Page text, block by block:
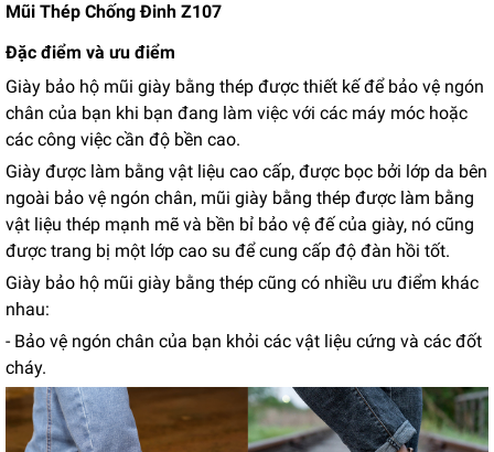
Mũi Thép Chống Đinh Z107
Đặc điểm và ưu điểm
Giày bảo hộ mũi giày bằng thép được thiết kế để bảo vệ ngón
chân của bạn khi bạn đang làm việc với các máy móc hoặc
các công việc cần độ bền cao.
Giày được làm bằng vật liệu cao cấp, được bọc bởi lớp da bên
ngoài bảo vệ ngón chân, mũi giày bằng thép được làm bằng
vật liệu thép mạnh mẽ và bền bỉ bảo vệ đế của giày, nó cũng
được trang bị một lớp cao su để cung cấp độ đàn hồi tốt.
Giày bảo hộ mũi giày bằng thép cũng có nhiều ưu điểm khác
nhau:
- Bảo vệ ngón chân của bạn khỏi các vật liệu cứng và các đốt
cháy.